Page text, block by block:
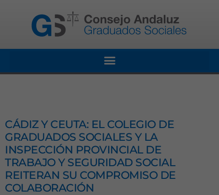
CÁDIZ Y CEUTA: EL COLEGIO DE
GRADUADOS SOCIALES Y LA
INSPECCIÓN PROVINCIAL DE
TRABAJO Y SEGURIDAD SOCIAL
REITERAN SU COMPROMISO DE
COLABORACIÓN